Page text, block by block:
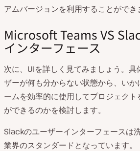
アムバージョンを利用することができ
Microsoft Teams VS
インターフェース
次に、UIを詳しく見てみましょう。
ザーが何も分からない状態から、い
ームを効率的に使用してプロジェクト
ができるのかを検討します。
Slackのユーザーインターフェースは
業界のスタンダードとなっています。